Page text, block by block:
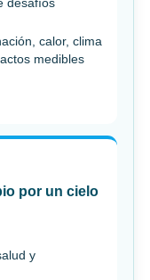
desafíos
calor, clima
medibles
por un cielo
y